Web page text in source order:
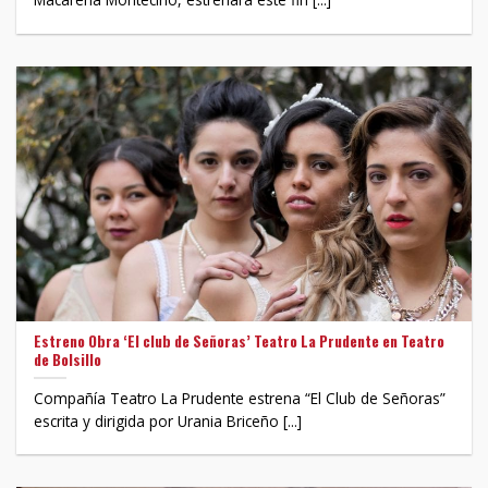
Estreno Obra ‘El club de Señoras’ Teatro La Prudente en Teatro
de Bolsillo
Compañía Teatro La Prudente estrena “El Club de Señoras”
escrita y dirigida por Urania Briceño [...]